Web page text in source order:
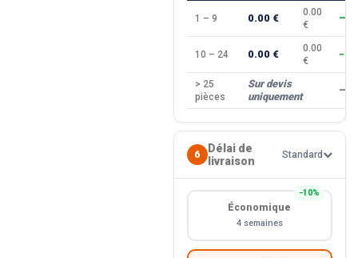
1 – 9 0.00 €
0.00
€
—
10 – 24 0.00 €
0.00
€
> 25
pièces
Sur devis
uniquement
—
6
Délai de
livraison
Standard
−10%
Économique
4 semaines